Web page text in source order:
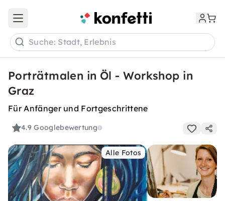
Open main menu
Suche: Stadt, Erlebnis
Porträtmalen in Öl - Workshop in
Graz
Für Anfänger und Fortgeschrittene
4.9Googlebewertung
Alle Fotos